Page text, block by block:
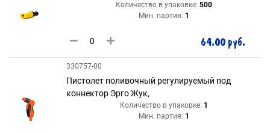
Количество в упаковке: 500
Мин. партия: 1
64.00 руб.
330757-00
Пистолет поливочный регулируемый под
коннектор Эрго Жук,
Количество в упаковке: 1
Мин. партия: 1